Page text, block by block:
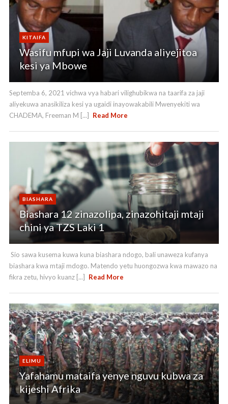
KITAIFA
Wasifu mfupi wa Jaji Luvanda aliyejitoa
kesi ya Mbowe
Septemba 6, 2021 vichwa vya habari vilighubikwa na taarifa za jaji
aliyekuwa anasikiliza kesi ya ugaidi inayowakabili Mwenyekiti wa
CHADEMA, Freeman M [...]
Read More
BIASHARA
Biashara 12 zinazolipa, zinazohitaji mtaji
chini ya TZS Laki 1
Sio sawa kusema kuwa kuna biashara ndogo, bali unaweza kufanya
biashara kwa mtaji mdogo. Matendo yetu huongozwa kwa mawazo na
fikra zetu, hivyo kuanz [...]
Read More
ELIMU
Yafahamu mataifa yenye nguvu kubwa za
kijeshi Afrika